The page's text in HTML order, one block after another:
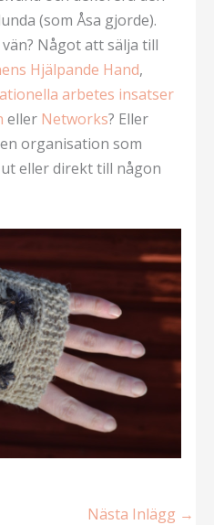
(som Åsa gjorde).
Något att sälja till
Hjälpande Hand,
arbetes insatser
eller Networks? Eller
organisation som
eller direkt till någon
Nästa Inlägg →